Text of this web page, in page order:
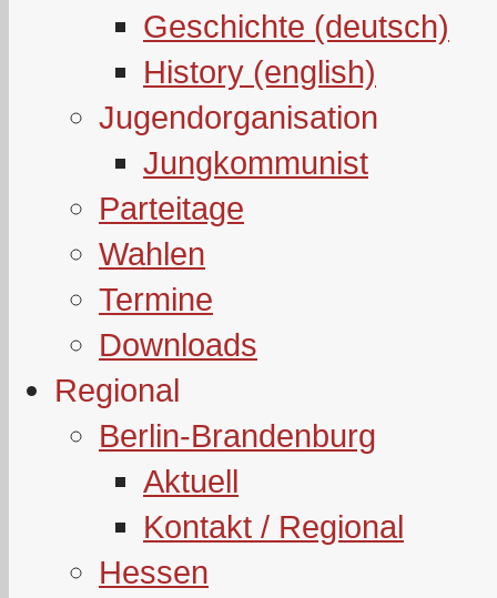
Geschichte (deutsch)
History (english)
Jugendorganisation
Jungkommunist
Parteitage
Wahlen
Termine
Downloads
Regional
Berlin-Brandenburg
Aktuell
Kontakt / Regional
Hessen